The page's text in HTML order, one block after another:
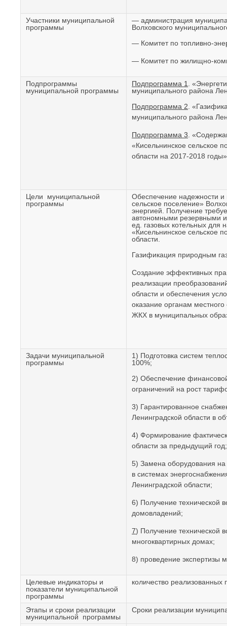
Участники муниципальной
программы
— администрация
Волховского
— Комитет по топливно-
— Комитет по жилищно-
Подпрограммы
муниципальной программы
Подпрограмма 1
.
муниципального района
Подпрограмма 2 .
муниципального района
Подпрограмма 3 .
«Кисельнинское сельское
области на 2017-2018
Цели муниципальной
программы
Обеспечение надежности и
сельское поселение»
энергией. Получение
автономными резервными
ед. газовых котельных для
«Кисельнинское сельское
области.
Газификация природным
Создание эффективных
реализации
области и обеспечения
оказание органам
ЖКХ в муниципальных
Задачи муниципальной
программы
1) Подготовка систем
100%;
2) Обеспечение
ограничений на рост
3) Гарантированное
Ленинградской области в
4) Формирование
области за предыдущий год;
5) Замена оборудования
в системах
Ленинградской области;
6) Получение технической
домовладений;
7) Получение технической
многоквартирных домах;
8) проведение экспертизы
Целевые индикаторы и
показатели муниципальной
программы
количество
Этапы и сроки реализации
муниципальной программы
Сроки реализации